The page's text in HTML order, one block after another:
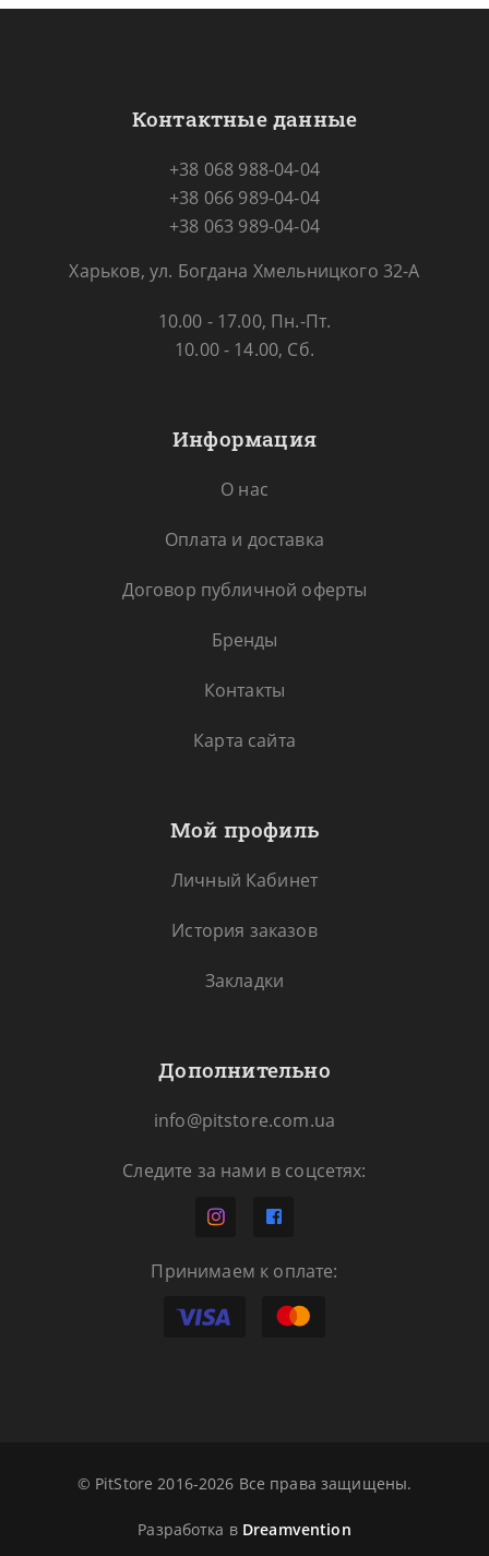
Контактные данные
+38 068 988-04-04
+38 066 989-04-04
+38 063 989-04-04
Харьков, ул. Богдана Хмельницкого 32-А
10.00 - 17.00, Пн.-Пт.
10.00 - 14.00, Сб.
Информация
О нас
Оплата и доставка
Договор публичной оферты
Бренды
Контакты
Карта сайта
Мой профиль
Личный Кабинет
История заказов
Закладки
Дополнительно
info@pitstore.com.ua
Следите за нами в соцсетях:
Принимаем к оплате:
© PitStore 2016-2026 Все права защищены.
Разработка в Dreamvention